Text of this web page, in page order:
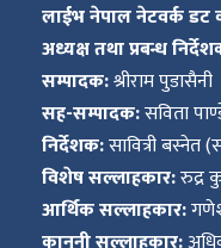
लाईभ नेपाल नेटवर्क डट
अध्यक्ष तथा प्रबन्ध
सम्पादक:श्रीराम पुडासैनी
सह-सम्पादक:सविता
निर्देशक:सावित्री बस्नेत
विशेष सल्लाहकार:रुद्र
आर्थिक सल्लाहकार: